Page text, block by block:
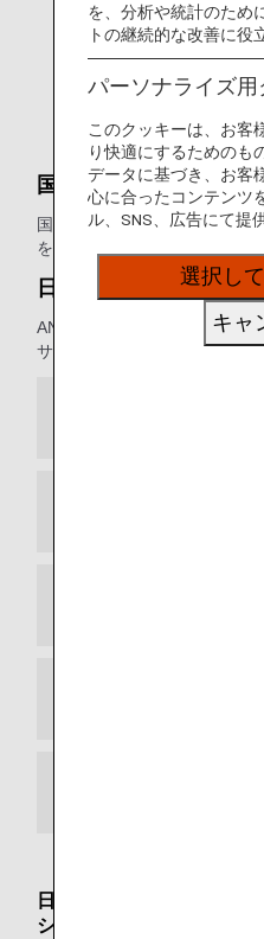
単独歩行の困難なお客様
電動車いすをご利用のお
目の不自由なお客様（全
医療用酸素ボンベの持ち
国際線
国際線における提携各社はコ
をご確認ください。
日本国内線のサービス
ANA便名で提携各社が運航す
サービス提供。
日本国内線のANA便名で
シェア便における主なサ
を、分析や統計のため
トの継続的な改善に役
パーソナライズ用
このクッキーは、お客
り快適にするためのも
データに基づき、お客
心に合ったコンテンツ
ル、SNS、広告にて提
選択し
キャ